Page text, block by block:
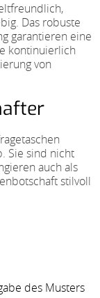
Das robuste
garantieren eine
kontinuierlich
von
Sie sind nicht
auch als
stilvoll
des Musters